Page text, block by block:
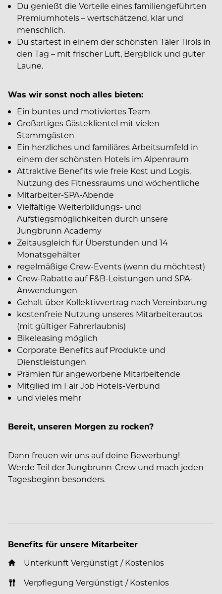
Du genießt die Vorteile eines familiengeführten
Premiumhotels – wertschätzend, klar und
menschlich.
Du startest in einem der schönsten Täler Tirols in
den Tag – mit frischer Luft, Bergblick und guter
Laune.
Was wir sonst noch alles bieten:
Ein buntes und motiviertes Team
Großartiges Gästeklientel mit vielen
Stammgästen
Ein herzliches und familiäres Arbeitsumfeld in
einem der schönsten Hotels im Alpenraum
Attraktive Benefits wie freie Kost und Logis,
Nutzung des Fitnessraums und wöchentliche
Mitarbeiter-SPA-Abende
Vielfältige Weiterbildungs- und
Aufstiegsmöglichkeiten durch unsere
Jungbrunn Academy
Zeitausgleich für Überstunden und 14
Monatsgehälter
regelmäßige Crew-Events (wenn du möchtest)
Crew-Rabatte auf F&B-Leistungen und SPA-
Anwendungen
Gehalt über Kollektivvertrag nach Vereinbarung
kostenfreie Nutzung unseres Mitarbeiterautos
(mit gültiger Fahrerlaubnis)
Bikeleasing möglich
Corporate Benefits auf Produkte und
Dienstleistungen
Prämien für angeworbene Mitarbeitende
Mitglied im Fair Job Hotels-Verbund
und vieles mehr
Bereit, unseren Morgen zu rocken?
Dann freuen wir uns auf deine Bewerbung!
Werde Teil der Jungbrunn-Crew und mach jeden
Tagesbeginn besonders.
Benefits für unsere Mitarbeiter
Unterkunft Vergünstigt / Kostenlos
Verpflegung Vergünstigt / Kostenlos